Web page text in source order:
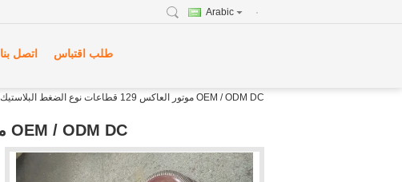
Arabic
اتصل بنا طلب اقتباس
OEM / ODM DC موتور العاكس 129 قطاعات نوع الضغط البلاستيك
OEM / ODM DC موتور العاكس 129 قطاعات نوع الضغط البلاستيك